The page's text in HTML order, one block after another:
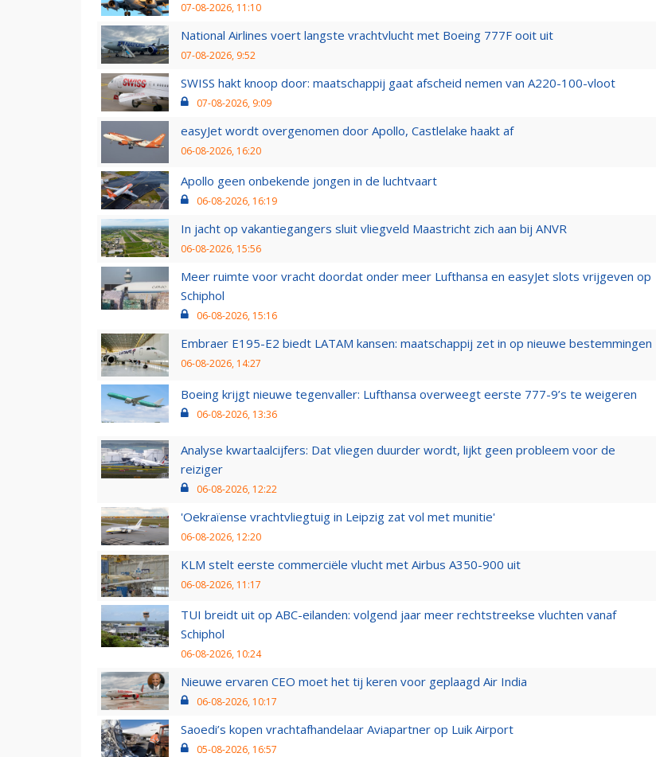
07-08-2026, 11:10
National Airlines voert langste vrachtvlucht met Boeing 777F ooit uit
07-08-2026, 9:52
SWISS hakt knoop door: maatschappij gaat afscheid nemen van A220-100-vloot
07-08-2026, 9:09
easyJet wordt overgenomen door Apollo, Castlelake haakt af
06-08-2026, 16:20
Apollo geen onbekende jongen in de luchtvaart
06-08-2026, 16:19
In jacht op vakantiegangers sluit vliegveld Maastricht zich aan bij ANVR
06-08-2026, 15:56
Meer ruimte voor vracht doordat onder meer Lufthansa en easyJet slots vrijgeven op
Schiphol
06-08-2026, 15:16
Embraer E195-E2 biedt LATAM kansen: maatschappij zet in op nieuwe bestemmingen
06-08-2026, 14:27
Boeing krijgt nieuwe tegenvaller: Lufthansa overweegt eerste 777-9’s te weigeren
06-08-2026, 13:36
Analyse kwartaalcijfers: Dat vliegen duurder wordt, lijkt geen probleem voor de
reiziger
06-08-2026, 12:22
'Oekraïense vrachtvliegtuig in Leipzig zat vol met munitie'
06-08-2026, 12:20
KLM stelt eerste commerciële vlucht met Airbus A350-900 uit
06-08-2026, 11:17
TUI breidt uit op ABC-eilanden: volgend jaar meer rechtstreekse vluchten vanaf
Schiphol
06-08-2026, 10:24
Nieuwe ervaren CEO moet het tij keren voor geplaagd Air India
06-08-2026, 10:17
Saoedi’s kopen vrachtafhandelaar Aviapartner op Luik Airport
05-08-2026, 16:57